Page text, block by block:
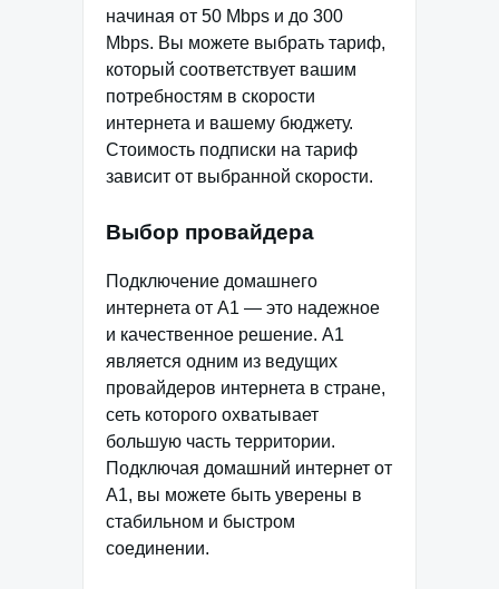
начиная от 50 Mbps и до 300
Mbps. Вы можете выбрать тариф,
который соответствует вашим
потребностям в скорости
интернета и вашему бюджету.
Стоимость подписки на тариф
зависит от выбранной скорости.
Выбор провайдера
Подключение домашнего
интернета от А1 — это надежное
и качественное решение. А1
является одним из ведущих
провайдеров интернета в стране,
сеть которого охватывает
большую часть территории.
Подключая домашний интернет от
А1, вы можете быть уверены в
стабильном и быстром
соединении.